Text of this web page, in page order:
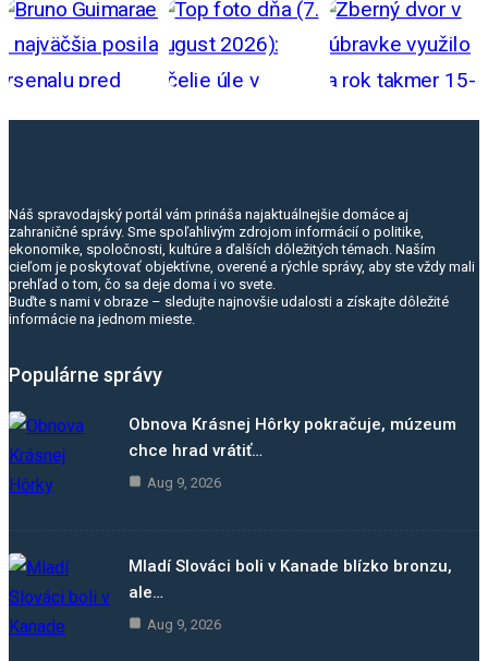
Náš spravodajský portál vám prináša najaktuálnejšie domáce aj
zahraničné správy. Sme spoľahlivým zdrojom informácií o politike,
ekonomike, spoločnosti, kultúre a ďalších dôležitých témach. Naším
cieľom je poskytovať objektívne, overené a rýchle správy, aby ste vždy mali
prehľad o tom, čo sa deje doma i vo svete.
Buďte s nami v obraze – sledujte najnovšie udalosti a získajte dôležité
informácie na jednom mieste.
Populárne správy
Obnova Krásnej Hôrky pokračuje, múzeum
chce hrad vrátiť…
Aug 9, 2026
Mladí Slováci boli v Kanade blízko bronzu,
ale…
Aug 9, 2026